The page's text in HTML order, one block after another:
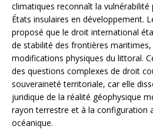
climatiques reconnaît la vulnérabilité
États insulaires en développement.
proposé que le droit international
de stabilité des frontières
modifications physiques du littoral.
des questions complexes de droit
souveraineté territoriale, car elle
juridique de la réalité géophysique
rayon terrestre et à la configuration
océanique.